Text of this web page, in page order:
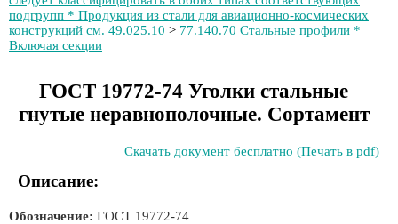
подгрупп * Продукция из стали для авиационно-космических
конструкций см. 49.025.10 > 77.140.70 Стальные профили *
Включая секции
ГОСТ 19772-74 Уголки стальные
гнутые неравнополочные. Сортамент
Скачать документ бесплатно (Печать в pdf)
Описание:
Обозначение: ГОСТ 19772-74